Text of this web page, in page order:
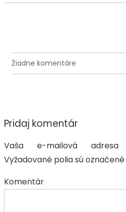
Žiadne komentáre
Pridaj komentár
Vaša e-mailová adresa
Vyžadované polia sú označené